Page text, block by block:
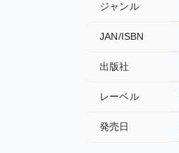
ジャンル
JAN/ISBN
出版社
レーベル
発売日